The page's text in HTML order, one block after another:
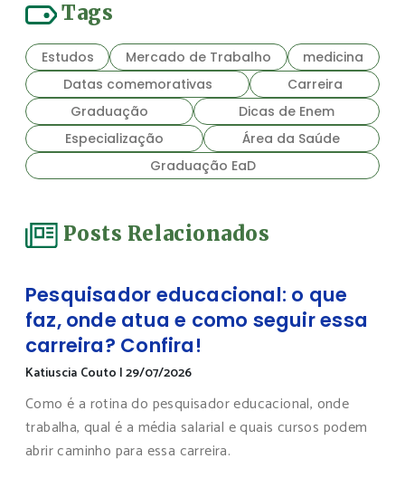
Tags
Estudos Mercado de Trabalho
medicina
Datas comemorativas
Carreira
Graduação
Dicas de Enem
Especialização
Área da Saúde
Graduação EaD
Posts Relacionados
Pesquisador educacional: o que
faz, onde atua e como seguir essa
carreira? Confira!
Katiuscia Couto |29/07/2026
Como é a rotina do pesquisador educacional, onde
trabalha, qual é a média salarial e quais cursos podem
abrir caminho para essa carreira.